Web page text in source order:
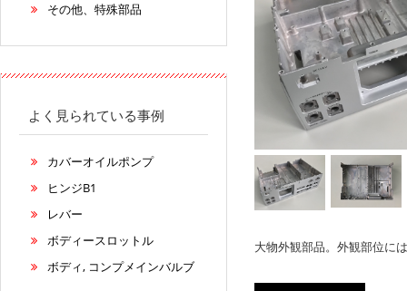
大物外観部品。外観部位に
その他、特殊部品
よく見られている事例
カバーオイルポンプ
ヒンジB1
レバー
ボディースロットル
ボディ, コンプメインバルブ